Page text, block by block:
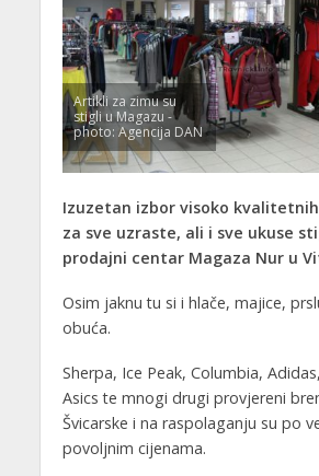
Artikli za zimu su
stigli u Magazu -
photo: Agencija DAN
Izuzetan izbor visoko
za sve uzraste, ali i sve ukuse
prodajni centar Magaza Nur u
Osim jaknu tu si i hlače, majice,
obuća.
Sherpa, Ice Peak, Columbia,
Asics te mnogi drugi provjereni
Švicarske i na raspolaganju su po
povoljnim cijenama.